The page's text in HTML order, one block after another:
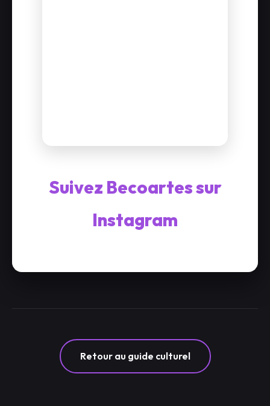
Suivez Becoartes sur
Instagram
Retour au guide culturel